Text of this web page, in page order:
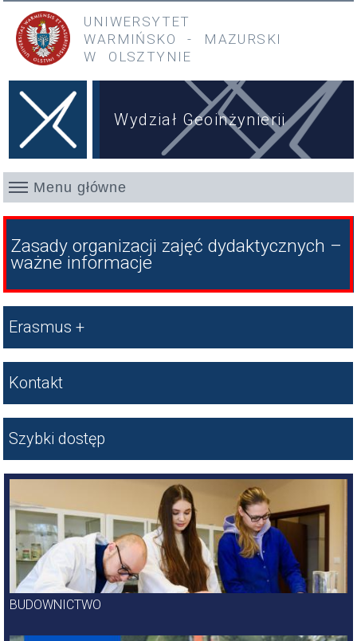
Przejdź do treści
Przejdź do menu głównego
UNIWERSYTET
WARMIŃSKO
- MAZURSKI
W OLSZTYNIE
Wydział Geoinżynierii
Menu główne
Zasady organizacji zajęć dydaktycznych –
ważne informacje
Skróty
Erasmus +
Kontakt
Szybki dostęp
BUDOWNICTWO